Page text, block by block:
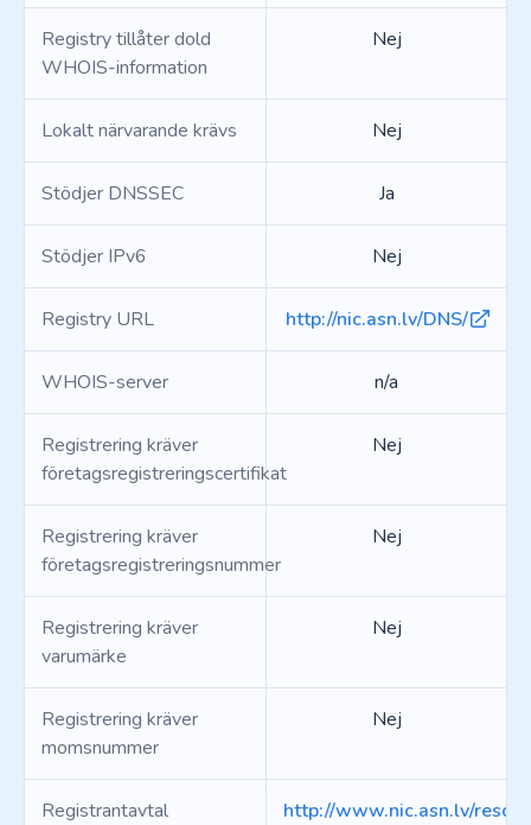
Registry tillåter dold
WHOIS-information
Nej
Lokalt närvarande krävs Nej
Stödjer DNSSEC Ja
Stödjer IPv6 Nej
Registry URL http://nic.asn.lv/DNS/
WHOIS-server n/a
Registrering kräver
företagsregistreringscertifikat
Nej
Registrering kräver
företagsregistreringsnummer
Nej
Registrering kräver
varumärke
Nej
Registrering kräver
momsnummer
Nej
Registrantavtal http://www.nic.asn.lv/